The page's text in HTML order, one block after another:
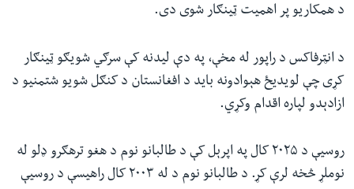
د همکاریو پر اهمیت ټینګار شوی دی.
د انټرفاکس د راپور له مخې، په دې لیدنه کې سرګي شویګو ټینګار
کړی چې لویدیځ هېوادونه باید د افغانستان د کنګل شویو شتمنیو د
ازادېدو لپاره اقدام وکړي.
روسیې د ۲۰۲۵ کال په اپرېل کې د طالبانو نوم د هغو ترهګرو ډلو له
نوملړ څخه لرې کړ. د طالبانو نوم د له ۲۰۰۳ کال راهیسې د روسیې